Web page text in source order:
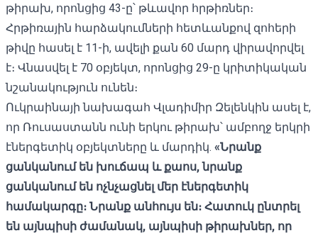
թիրախ, որոնցից 43-ը՝ թևավոր հրթիռներ։
Հրթիռային հարձակումների հետևանքով զոհերի
թիվը հասել է 11-ի, ավելի քան 60 մարդ վիրավորվել
է։ Վնասվել է 70 օբյեկտ, որոնցից 29-ը կրիտիկական
նշանակություն ունեն։
Ուկրաինայի նախագահ Վլադիմիր Զելենկին ասել է,
որ Ռուսաստանն ունի երկու թիրախ՝ ամբողջ երկրի
էներգետիկ օբյեկտները և մարդիկ. «Նրանք
ցանկանում են խուճապ և քաոս, նրանք
ցանկանում են ոչնչացնել մեր էներգետիկ
համակարգը։ Նրանք անհույս են։ Հատուկ ընտրել
են այնպիսի ժամանակ, այնպիսի թիրախներ, որ